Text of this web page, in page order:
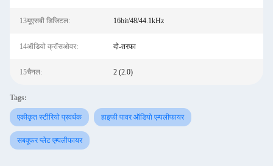
13यूएसबी डिजिटल: 16bit/48/44.1kHz
14ऑडियो क्रॉसओवर: दो-तरफा
15चैनल: 2 (2.0)
Tags:
एकीकृत स्टीरियो प्रवर्धक हाइफी पावर ऑडियो एम्पलीफायर
सबवूफर प्लेट एम्पलीफायर